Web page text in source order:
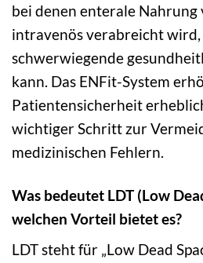
bei denen enterale Nahrung
intravenös verabreicht wird,
schwerwiegende
kann. Das ENFit-System
Patientensicherheit
wichtiger Schritt zur
medizinischen Fehlern.
Was bedeutet LDT (Low
welchen Vorteil bietet es?
LDT steht für „Low Dead